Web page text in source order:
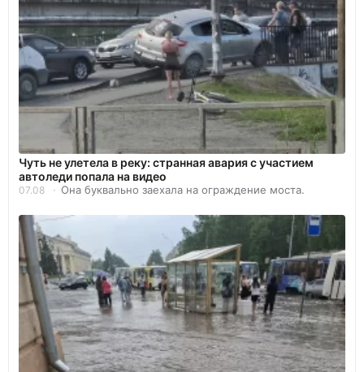
Чуть не улетела в реку: странная авария с участием
автоледи попала на видео
07.08 Она буквально заехала на ограждение моста.